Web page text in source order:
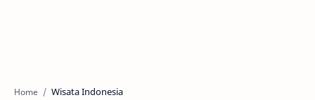
Home Wisata Indonesia